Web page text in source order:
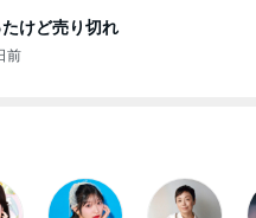
けど売り切れ
前